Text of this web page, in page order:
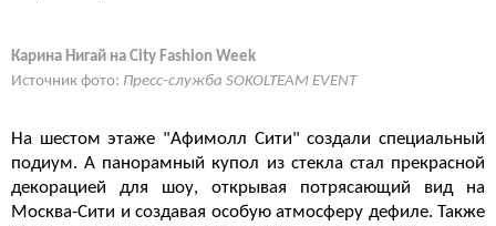
Карина Нигай на City Fashion Week
Источник фото: Пресс-служба SOKOLTEAM EVENT
На шестом этаже "Афимолл Сити" создали специальный
подиум. А панорамный купол из стекла стал прекрасной
декорацией для шоу, открывая потрясающий вид на
Москва-Сити и создавая особую атмосферу дефиле. Также